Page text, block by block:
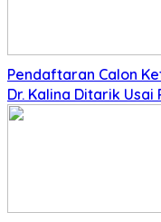
Pendaftaran Calon
Dr. Kalina Ditarik